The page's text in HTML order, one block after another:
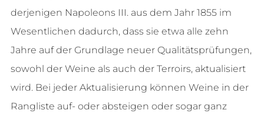
derjenigen Napoleons III. aus dem Jahr 1855 im
Wesentlichen dadurch, dass sie etwa alle zehn
Jahre auf der Grundlage neuer Qualitätsprüfungen,
sowohl der Weine als auch der Terroirs, aktualisiert
wird. Bei jeder Aktualisierung können Weine in der
Rangliste auf- oder absteigen oder sogar ganz